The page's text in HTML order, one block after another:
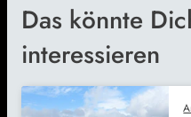
Das könnte
interessieren